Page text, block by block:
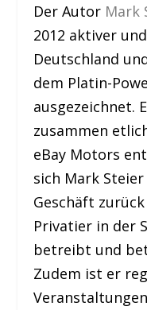
Der Autor Mark
2012 aktiver
Deutschland
dem Platin-
ausgezeichnet.
zusammen
eBay Motors
sich Mark
Geschäft
Privatier in der
betreibt und
Zudem ist er